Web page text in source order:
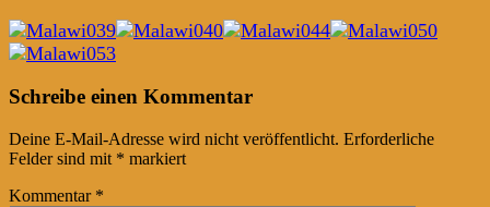
Post
navigation
←
→
Schreibe einen Kommentar
Deine E-Mail-Adresse wird nicht veröffentlicht. Erforderliche
Felder sind mit * markiert
Kommentar *